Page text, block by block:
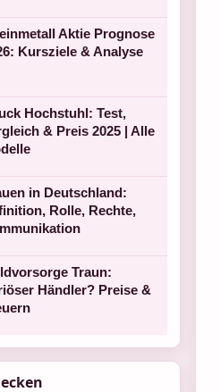
Aktie Prognose
Kursziele & Analyse
Hochstuhl: Test,
& Preis 2025 | Alle
in Deutschland:
Rolle, Rechte,
Traun:
Händler? Preise &